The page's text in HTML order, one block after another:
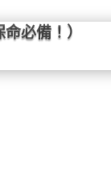
必備！）